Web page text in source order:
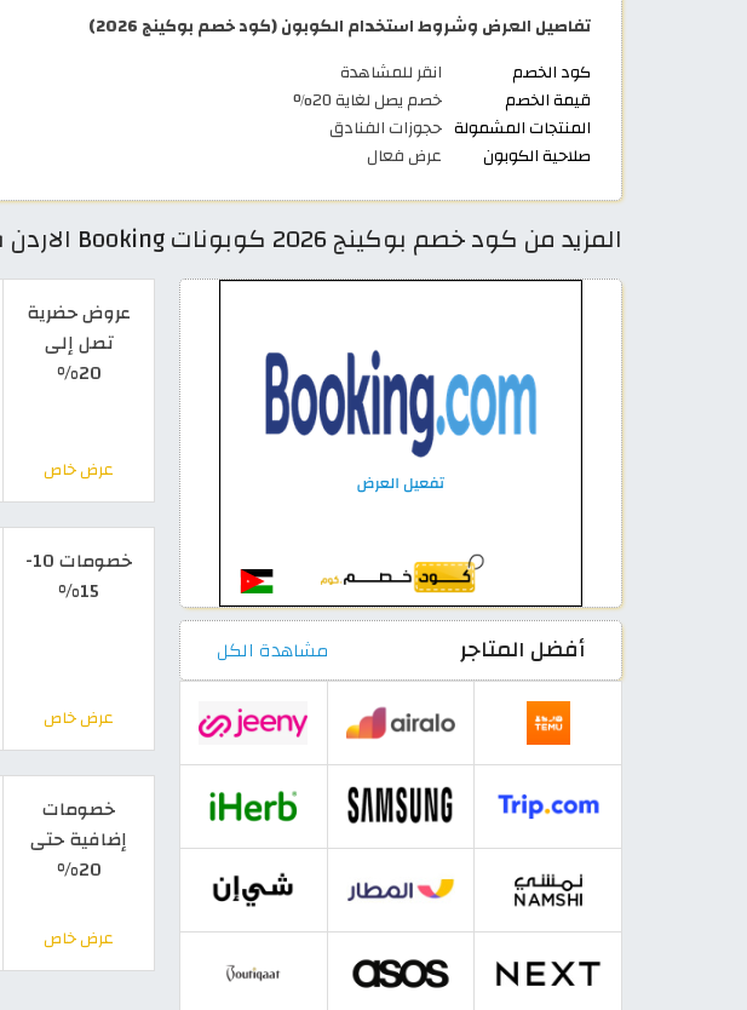
تفاصيل العرض وشروط استخدام الكوبون (كود خصم بوكينج 2026)
كود الخصم
انقر للمشاهدة
قيمة الخصم
خصم يصل لغاية 20%
المنتجات المشمولة حجوزات الفنادق
صلاحية الكوبون
عرض فعال
المزيد من كود خصم بوكينج 2026 كوبونات Booking الاردن فعالة 100%
عروض حضرية
تصل إلى
20%
عرض خاص
خصومات 10-
15%
عرض خاص
خصومات
إضافية حتى
20%
عرض خاص
أفضل المتاجر مشاهدة الكل